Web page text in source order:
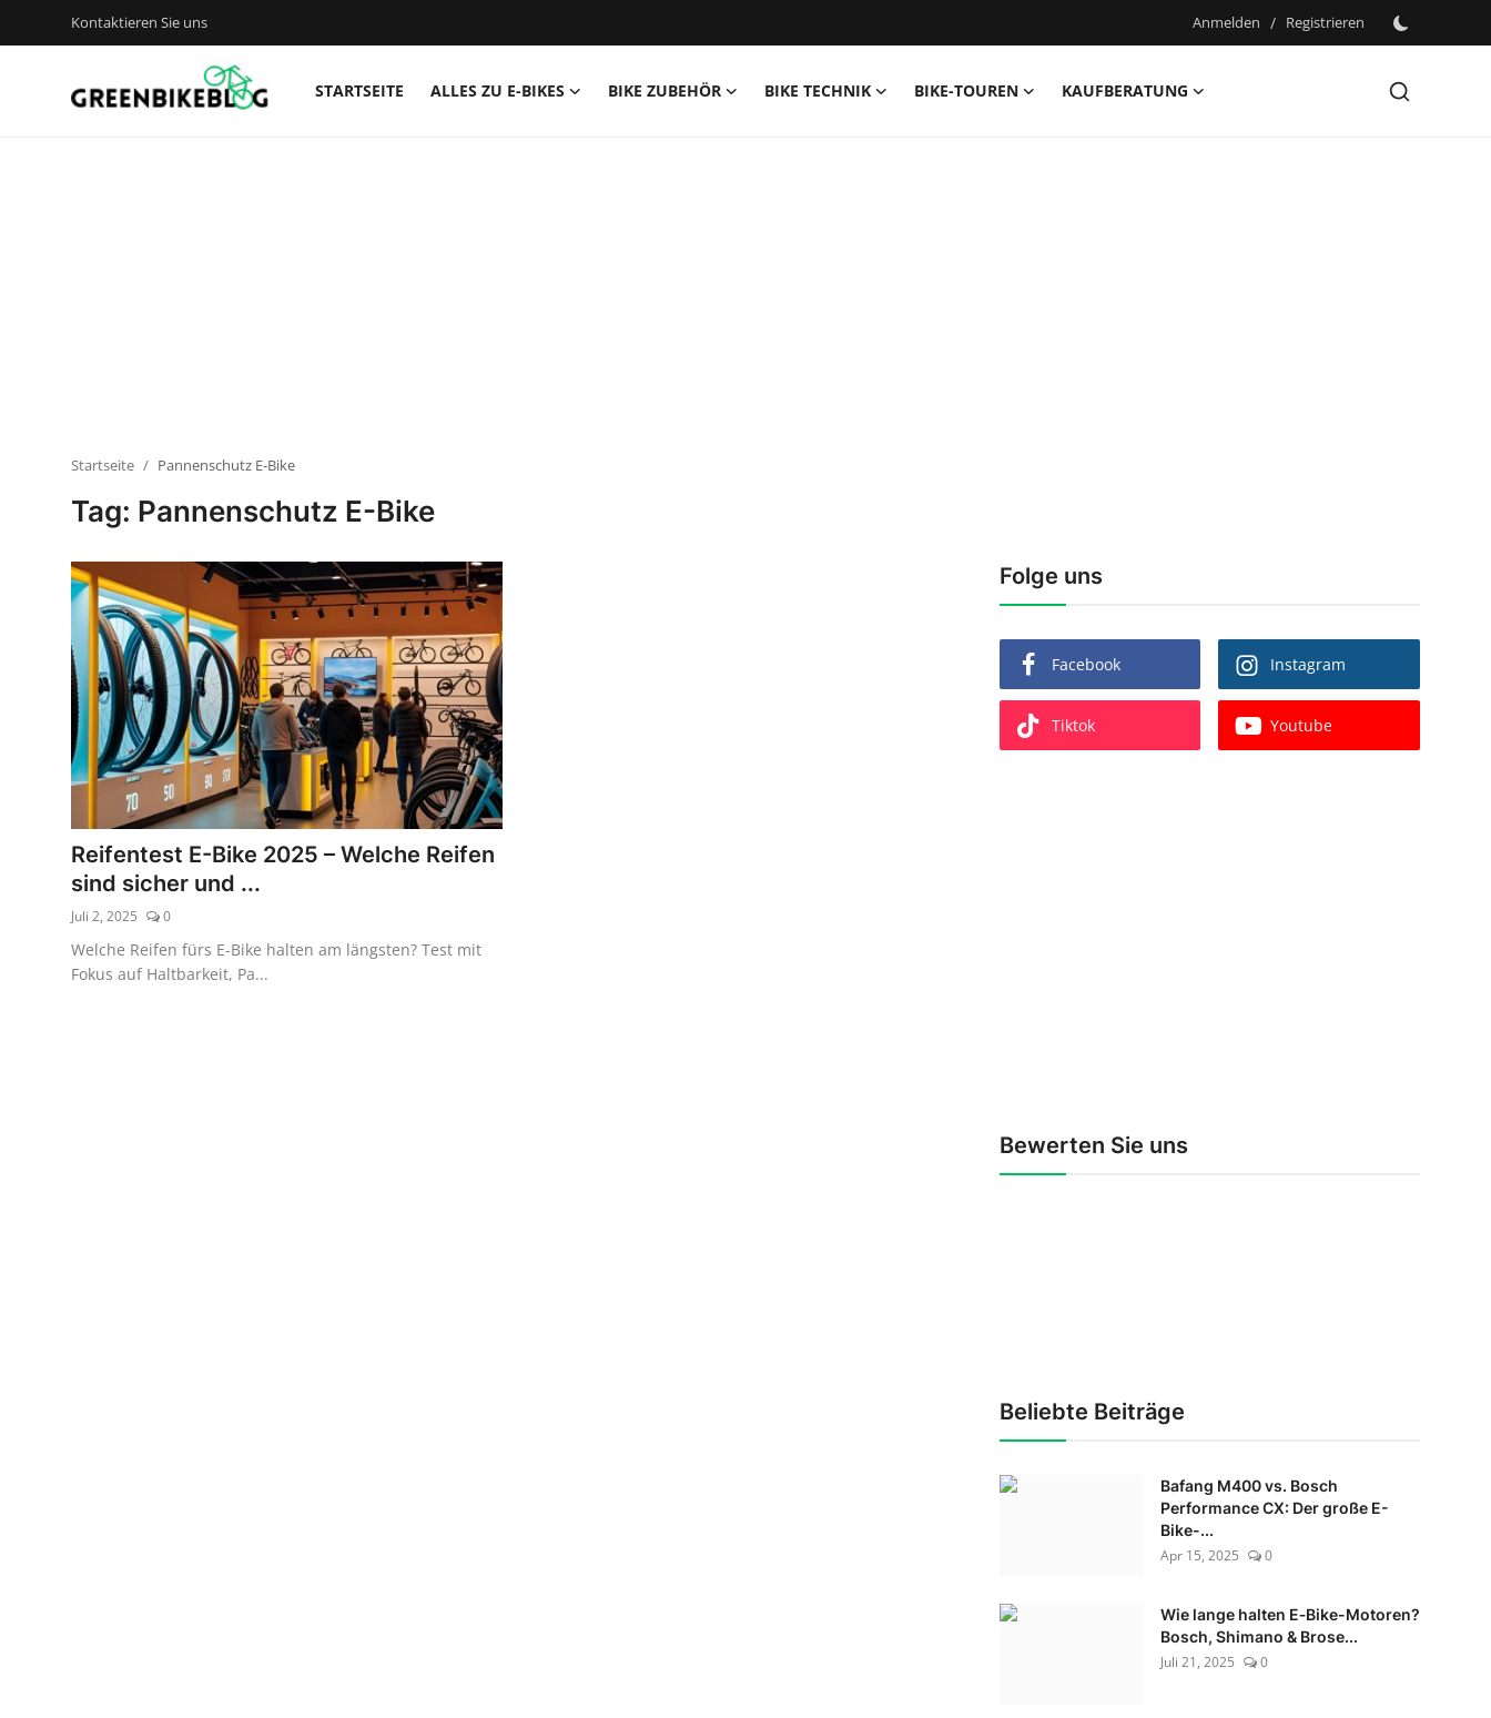
Kontaktieren Sie uns Anmelden / Registrieren
STARTSEITE ALLES ZU E-BIKES BIKE ZUBEHÖR BIKE TECHNIK BIKE-TOUREN KAUFBERATUNG
Startseite Pannenschutz E-Bike
Tag: Pannenschutz E-Bike
Reifentest E-Bike 2025 – Welche Reifen
sind sicher und ...
Juli 2, 2025 0
Welche Reifen fürs E-Bike halten am längsten? Test mit
Fokus auf Haltbarkeit, Pa...
Folge uns
Facebook Instagram
Tiktok Youtube
Bewerten Sie uns
Beliebte Beiträge
Bafang M400 vs. Bosch
Performance CX: Der große E-
Bike-...
Apr 15, 2025
0
Wie lange halten E‑Bike-Motoren?
Bosch, Shimano & Brose...
Juli 21, 2025
0